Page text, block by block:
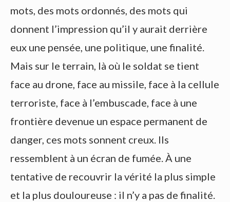
mots, des mots ordonnés, des mots qui
donnent l’impression qu’il y aurait derrière
eux une pensée, une politique, une finalité.
Mais sur le terrain, là où le soldat se tient
face au drone, face au missile, face à la cellule
terroriste, face à l’embuscade, face à une
frontière devenue un espace permanent de
danger, ces mots sonnent creux. Ils
ressemblent à un écran de fumée. À une
tentative de recouvrir la vérité la plus simple
et la plus douloureuse : il n’y a pas de finalité.